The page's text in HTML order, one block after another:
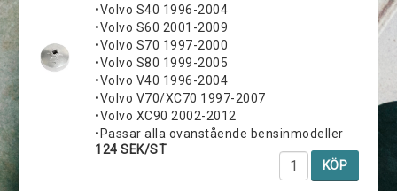
•Volvo S40 1996-2004
•Volvo S60 2001-2009
•Volvo S70 1997-2000
•Volvo S80 1999-2005
•Volvo V40 1996-2004
•Volvo V70/XC70 1997-2007
•Volvo XC90 2002-2012
•Passar alla ovanstående bensinmodeller
124 SEK/ST
KÖP